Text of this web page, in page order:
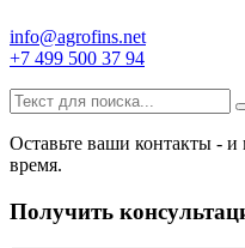
info@agrofins.net
+7 499 500 37 94
Оставьте ваши контакты -
время.
Получить